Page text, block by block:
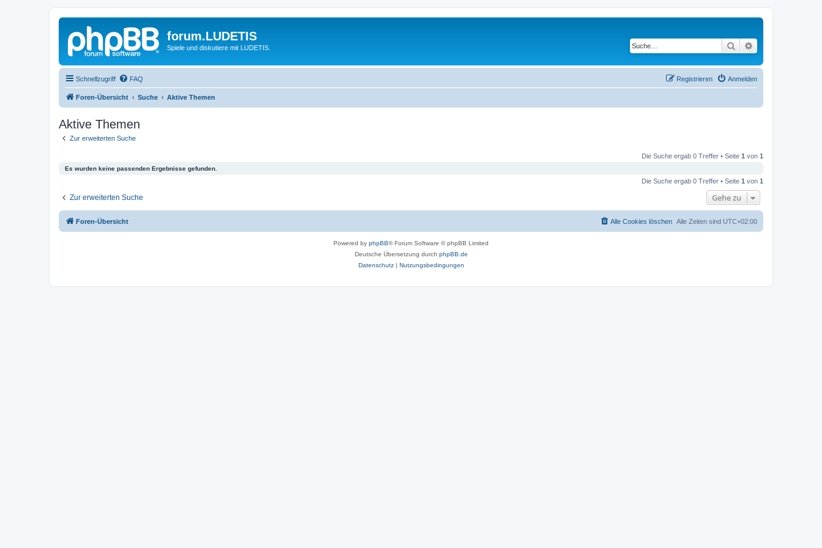
forum.LUDETIS
Spiele und diskutiere mit LUDETIS. Suche
Schnellzugriff FAQ Anmelden
Registrieren
Foren-Übersicht Suche Aktive Themen
Aktive Themen
Zur erweiterten Suche
Die Suche ergab 0 Treffer • Seite 1 von 1
Es wurden keine passenden Ergebnisse gefunden.
Die Suche ergab 0 Treffer • Seite 1 von 1
Zur erweiterten Suche Gehe zu
Foren-Übersicht Alle Zeiten sind UTC+02:00
Alle Cookies löschen
Powered by phpBB® Forum Software © phpBB Limited
Deutsche Übersetzung durch phpBB.de
Datenschutz| Nutzungsbedingungen